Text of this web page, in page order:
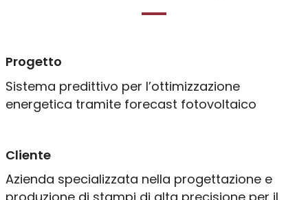
Risorse umane
Gestione HR
Progetto
Sistema predittivo per l’ottimizzazione
energetica tramite forecast fotovoltaico
Cliente
Azienda specializzata nella progettazione e